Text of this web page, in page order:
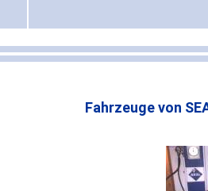
Fahrzeuge von